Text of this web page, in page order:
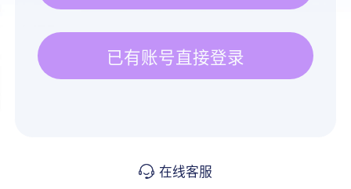
已有账号直接登录
在线客服